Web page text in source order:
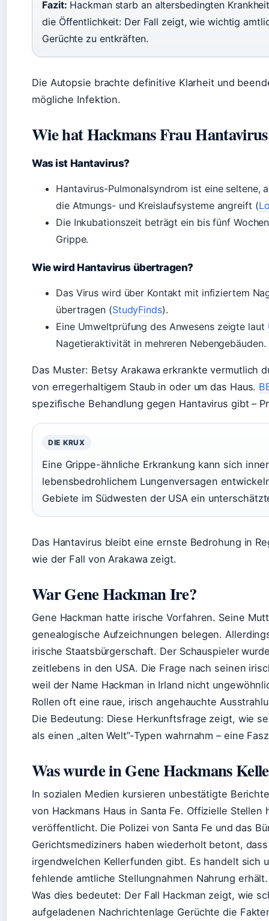
Fazit: Hackman starb an altersbedingten
die Öffentlichkeit: Der Fall zeigt, wie wichtig
Gerüchte zu entkräften.
Die Autopsie brachte definitive Klarheit und
mögliche Infektion.
Wie hat Hackmans Frau
Was ist Hantavirus?
Hantavirus-Pulmonalsyndrom ist eine seltene,
die Atmungs- und Kreislaufsysteme angreift (
Die Inkubationszeit beträgt ein bis fünf
Grippe.
Wie wird Hantavirus übertragen?
Das Virus wird über Kontakt mit infiziertem
übertragen (StudyFinds).
Eine Umweltprüfung des Anwesens zeigte laut
Nagetieraktivität in mehreren Nebengebäuden.
Das Muster: Betsy Arakawa erkrankte vermutlich
von erregerhaltigem Staub in oder um das Haus.
spezifische Behandlung gegen Hantavirus gibt –
DIE KRUX
Eine Grippe-ähnliche Erkrankung kann sich
lebensbedrohlichem Lungenversagen
Gebiete im Südwesten der USA ein
Das Hantavirus bleibt eine ernste Bedrohung in
wie der Fall von Arakawa zeigt.
War Gene Hackman Ire?
Gene Hackman hatte irische Vorfahren. Seine
genealogische Aufzeichnungen belegen.
irische Staatsbürgerschaft. Der Schauspieler
zeitlebens in den USA. Die Frage nach seinen
weil der Name Hackman in Irland nicht
Rollen oft eine raue, irisch angehauchte
Die Bedeutung: Diese Herkunftsfrage zeigt, wie
als einen „alten Welt”-Typen wahrnahm – eine
Was wurde in Gene Hackmans
In sozialen Medien kursieren unbestätigte
von Hackmans Haus in Santa Fe. Offizielle
veröffentlicht. Die Polizei von Santa Fe und das
Gerichtsmediziners haben wiederholt betont,
irgendwelchen Kellerfunden gibt. Es handelt sich
fehlende amtliche Stellungnahmen Nahrung erhält.
Was dies bedeutet: Der Fall Hackman zeigt, wie
aufgeladenen Nachrichtenlage Gerüchte die